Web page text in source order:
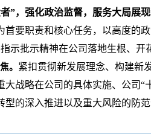
者”，强化政治监督，服务大局展
首要职责和核心任务，以高度的
示批示精神在公司落地生根、开
。 紧扣贯彻新发展理念、构建新
大战略在公司的具体实施、公司
型的深入推进以及重大风险的防